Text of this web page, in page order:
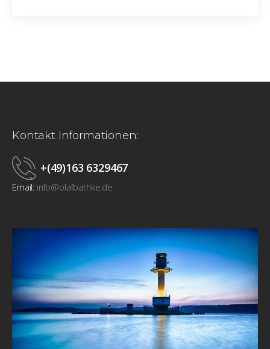
Kontakt Informationen:
+(49)163 6329467
Email: info@olafbathke.de